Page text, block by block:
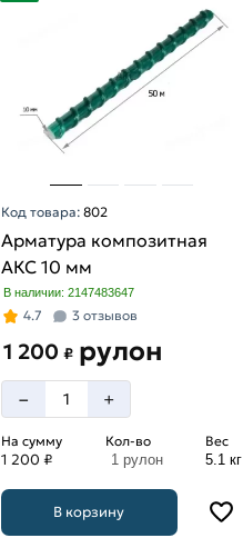
Код товара: 802
Арматура композитная
АКС 10 мм
В наличии: 2147483647
4.7 3 отзывов
1 200 ₽ рулон
– +
На сумму
1 200 ₽
Кол-во
1 рулон
Вес
5.1 кг
В корзину